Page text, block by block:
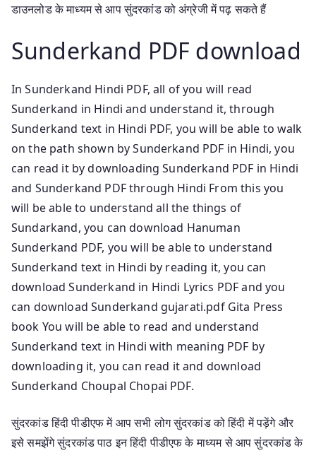
डाउनलोड के माध्यम से आप सुंदरकांड को अंग्रेजी में पढ़ सकते हैं
Sunderkand PDF download
In Sunderkand Hindi PDF, all of you will read
Sunderkand in Hindi and understand it, through
Sunderkand text in Hindi PDF, you will be able to walk
on the path shown by Sunderkand PDF in Hindi, you
can read it by downloading Sunderkand PDF in Hindi
and Sunderkand PDF through Hindi From this you
will be able to understand all the things of
Sundarkand, you can download Hanuman
Sunderkand PDF, you will be able to understand
Sunderkand text in Hindi by reading it, you can
download Sunderkand in Hindi Lyrics PDF and you
can download Sunderkand gujarati.pdf Gita Press
book You will be able to read and understand
Sunderkand text in Hindi with meaning PDF by
downloading it, you can read it and download
Sunderkand Choupal Chopai PDF.
सुंदरकांड हिंदी पीडीएफ में आप सभी लोग सुंदरकांड को हिंदी में पड़ेंगे और
इसे समझेंगे सुंदरकांड पाठ इन हिंदी पीडीएफ के माध्यम से आप सुंदरकांड के